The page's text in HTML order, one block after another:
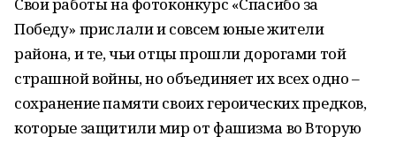
Победу» прислали и совсем юные жители
района, и те, чьи отцы прошли дорогами той
страшной войны, но объединяет их всех одно –
сохранение памяти своих героических предков,
которые защитили мир от фашизма во Вторую